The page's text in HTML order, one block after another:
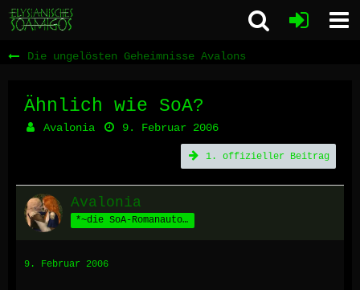
Die ungelösten Geheimnisse Avalons
Ähnlich wie SoA?
Avalonia 9. Februar 2006
1. offizieller Beitrag
Avalonia
*~die SoA-Romanautorin~*
9. Februar 2006